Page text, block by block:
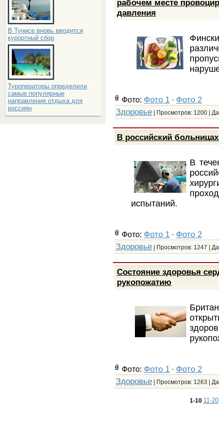
В Тунисе вновь вводится
курортный сбор
Туроператоры определили
самые популярные
направления отдыха для
россиян
рабочем месте
давления
Фото: Фото 1· Фото 2
Здоровье| Просмотров: 1200 |
В российский
В
испытаний.
Фото: Фото 1· Фото 2
Здоровье| Просмотров: 1247 |
Состояние здоровья
рукопожатию
Фото: Фото 1· Фото 2
Здоровье| Просмотров: 1263 |
1-10 11-20